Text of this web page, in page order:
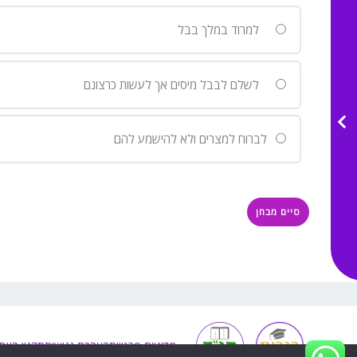
למרוד במלך בבל
לשלם לבבל מיסים אך לעשות כרצונם
לברוח למצרים ולא להישמע להם
מדיניות פרטיותהצהרת נגישותתקנון